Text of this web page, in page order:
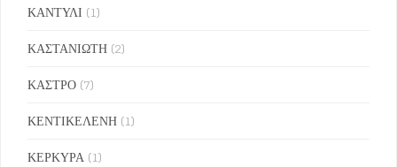
ΚΑΝΤΥΛΙ (1)
ΚΑΣΤΑΝΙΩΤΗ (2)
ΚΑΣΤΡΟ (7)
ΚΕΝΤΙΚΕΛΕΝΗ (1)
ΚΕΡΚΥΡΑ (1)